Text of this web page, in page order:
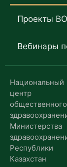
Проекты
Вебинары
Национальный
центр
общественного
Министерства
Республики
Казахстан